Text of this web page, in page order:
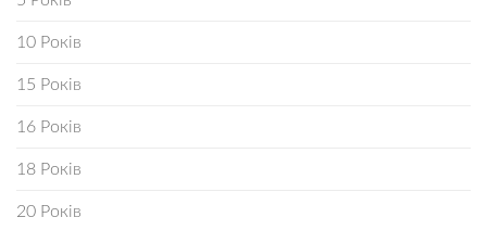
10 Років
15 Років
16 Років
18 Років
20 Років